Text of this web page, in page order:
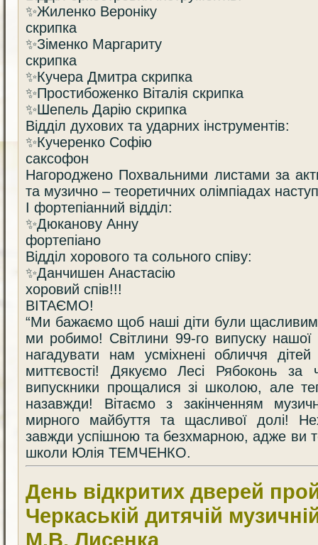
✨Жиленко Вероніку
скрипка
✨Зіменко Маргариту
скрипка
✨Кучера Дмитра скрипка
✨Простибоженко Віталія скрипка
✨Шепель Дарію скрипка
Відділ духових та ударних інструментів:
✨Кучеренко Софію
саксофон
Нагороджено Похвальними листами за
та музично – теоретичних олімпіадах
І фортепіанний відділ:
✨Дюканову Анну
фортепіано
Відділ хорового та сольного співу:
✨Данчишен Анастасію
хоровий спів!!!
ВІТАЄМО!
“Ми бажаємо щоб наші діти були
ми робимо! Світлини 99-го випуску
нагадувати нам усміхнені обличчя
миттєвості! Дякуємо Лесі Рябоконь за
випускники прощалися зі школою, але
назавжди! Вітаємо з закінченням
мирного майбуття та щасливої долі!
завжди успішною та безхмарною, адже ви
школи Юлія ТЕМЧЕНКО.
День відкритих дверей
Черкаській дитячій
М.В. Лисенка